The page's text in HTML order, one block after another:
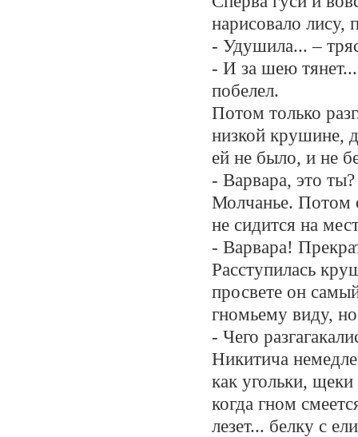
нарисовало лису,
- Удушила... –
- И за шею
побелел.
Потом только
низкой крушине,
ей не было, и не
- Варвара, это ты?
Молчанье. Потом
не сидится на
- Варвара!
Расступилась
просвете он
гномьему виду, но
- Чего
Никитича
как угольки,
когда гном
лезет... белку с